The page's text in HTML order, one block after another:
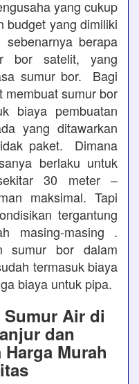
yang cukup
budget yang dimiliki
berapa
bor satelit, yang
sumur bor. Bagi
membuat sumur bor
biaya pembuatan
yang ditawarkan
paket. Dimana
berlaku untuk
30 meter –
maksimal. Tapi
tergantung
masing-masing .
sumur bor dalam
termasuk biaya
biaya untuk pipa.
Sumur Air di
dan
Murah